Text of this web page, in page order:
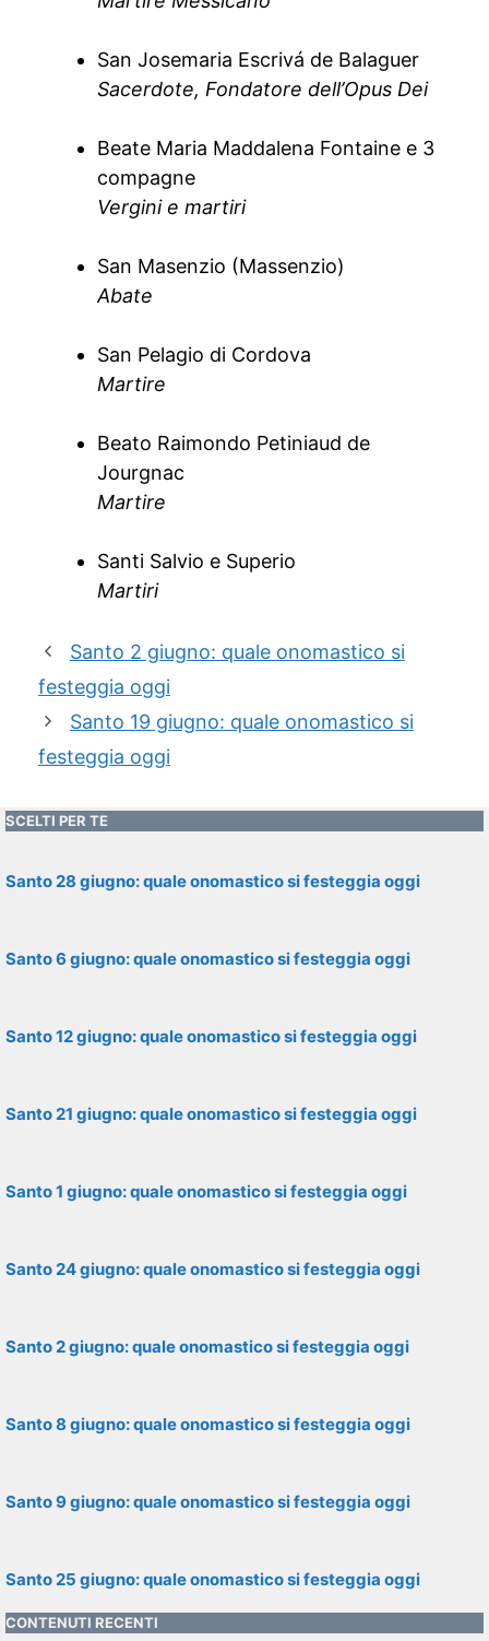
San Josemaria Escrivá de Balaguer
Sacerdote, Fondatore dell’Opus Dei
Beate Maria Maddalena Fontaine e 3
compagne
Vergini e martiri
San Masenzio (Massenzio)
Abate
San Pelagio di Cordova
Martire
Beato Raimondo Petiniaud de
Jourgnac
Martire
Santi Salvio e Superio
Martiri
Santo 2 giugno: quale onomastico si
festeggia oggi
Santo 19 giugno: quale onomastico si
festeggia oggi
SCELTI PER TE
Santo 28 giugno: quale onomastico si festeggia oggi
Santo 6 giugno: quale onomastico si festeggia oggi
Santo 12 giugno: quale onomastico si festeggia oggi
Santo 21 giugno: quale onomastico si festeggia oggi
Santo 1 giugno: quale onomastico si festeggia oggi
Santo 24 giugno: quale onomastico si festeggia oggi
Santo 2 giugno: quale onomastico si festeggia oggi
Santo 8 giugno: quale onomastico si festeggia oggi
Santo 9 giugno: quale onomastico si festeggia oggi
Santo 25 giugno: quale onomastico si festeggia oggi
CONTENUTI RECENTI